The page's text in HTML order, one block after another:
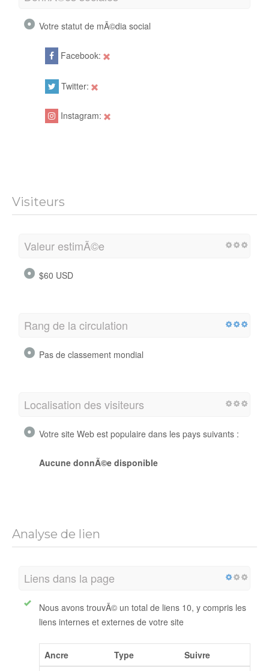
Votre statut de mÃ©dia social
Facebook:
Twitter:
Instagram:
Visiteurs
Valeur estimÃ©e
$60 USD
Rang de la circulation
Pas de classement mondial
Localisation des visiteurs
Votre site Web est populaire dans les pays suivants :
Aucune donnÃ©e disponible
Analyse de lien
Liens dans la page
Nous avons trouvÃ© un total de liens 10, y compris les
liens internes et externes de votre site
Ancre Type
Suivre